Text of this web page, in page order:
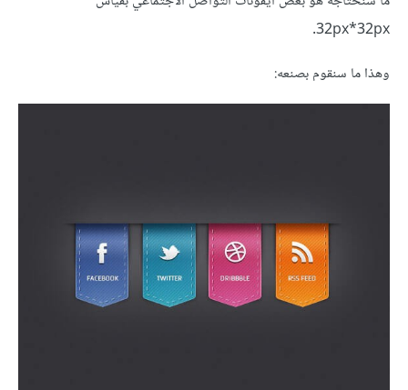
32px*32px.
وهذا ما سنقوم بصنعه: